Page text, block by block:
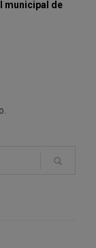
municipal de